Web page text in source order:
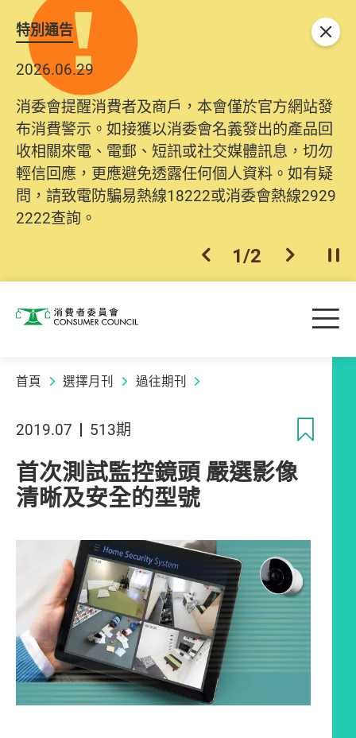
特別通告
2026.06.29
消委會提醒消費者及商戶，本會僅於官方網站發
布消費警示。如接獲以消委會名義發出的產品回
收相關來電、電郵、短訊或社交媒體訊息，切勿
輕信回應，更應避免透露任何個人資料。如有疑
問，請致電防騙易熱線18222或消委會熱線2929
2222查詢。
上一個
1/2 下一個開
關閉
消費者委員會 目
首頁 選擇月刊 過往期刊
2019.07 513期
首次測試監控鏡頭 嚴選影像
清晰及安全的型號